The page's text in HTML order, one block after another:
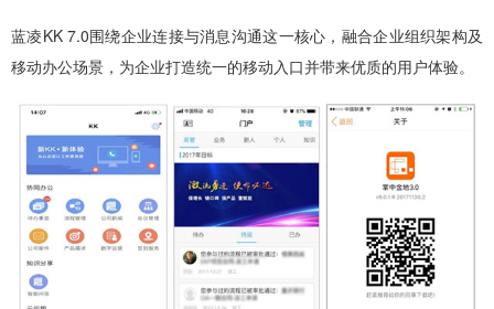
蓝凌KK 7.0围绕企业连接与消息沟通这一核心，融合企业组织架构及
移动办公场景，为企业打造统一的移动入口并带来优质的用户体验。